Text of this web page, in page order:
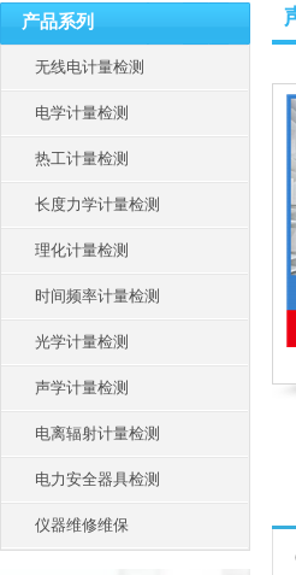
产品系列
无线电计量检测
电学计量检测
热工计量检测
长度力学计量检测
理化计量检测
时间频率计量检测
光学计量检测
声学计量检测
电离辐射计量检测
电力安全器具检测
仪器维修维保